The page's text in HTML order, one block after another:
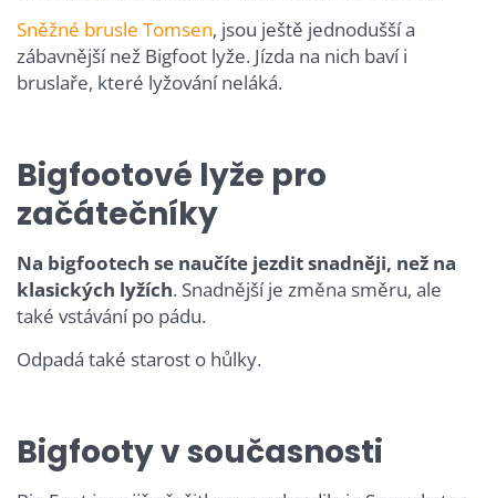
Sněžné brusle Tomsen, jsou ještě jednodušší a
zábavnější než Bigfoot lyže. Jízda na nich baví i
bruslaře, které lyžování neláká.
Bigfootové lyže pro
začátečníky
Na bigfootech se naučíte jezdit snadněji, než na
klasických lyžích. Snadnější je změna směru, ale
také vstávání po pádu.
Odpadá také starost o hůlky.
Bigfooty v současnosti